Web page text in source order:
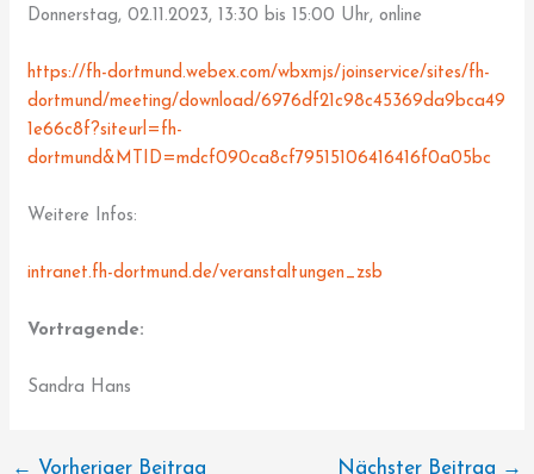
Donnerstag, 02.11.2023, 13:30 bis 15:00 Uhr, online
https://fh-dortmund.webex.com/wbxmjs/joinservice/sites/fh-
dortmund/meeting/download/6976df21c98c45369da9bca49
1e66c8f?siteurl=fh-
dortmund&MTID=mdcf090ca8cf79515106416416f0a05bc
Weitere Infos:
intranet.fh-dortmund.de/veranstaltungen_zsb
Vortragende:
Sandra Hans
← Vorheriger Beitrag Nächster Beitrag →